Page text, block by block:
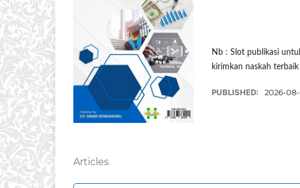
Nb : Slot publikasi
kirimkan naskah
PUBLISHED: 2026-
Articles